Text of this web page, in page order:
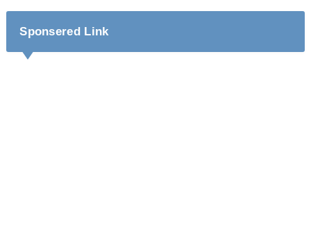
Sponsered Link